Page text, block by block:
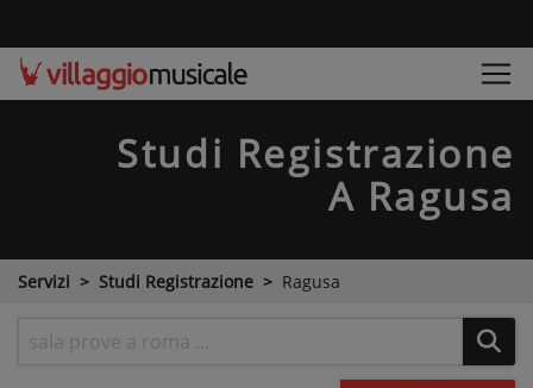
Studi Registrazione
A Ragusa
Servizi Studi Registrazione Ragusa